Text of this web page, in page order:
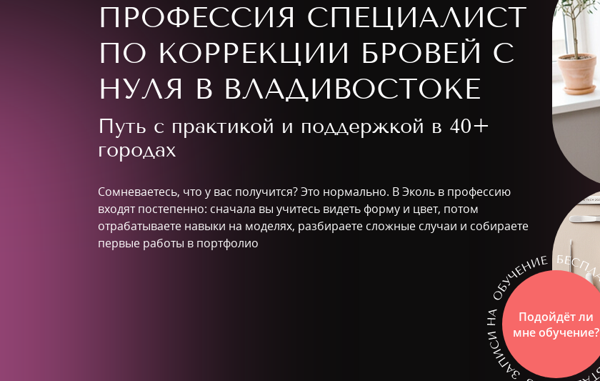
ПРОФЕССИЯ СПЕЦИАЛИСТ
ПО КОРРЕКЦИИ БРОВЕЙ С
НУЛЯ В ВЛАДИВОСТОКЕ
Путь с практикой и поддержкой в 40+
городах
Сомневаетесь, что у вас получится? Это нормально. В Эколь в профессию
входят постепенно: сначала вы учитесь видеть форму и цвет, потом
отрабатываете навыки на моделях, разбираете сложные случаи и собираете
первые работы в портфолио
Подойдёт ли
мне обучение?